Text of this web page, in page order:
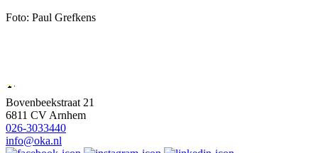
Foto: Paul Grefkens
Bovenbeekstraat 21
6811 CV Arnhem
026-3033440
info@oka.nl